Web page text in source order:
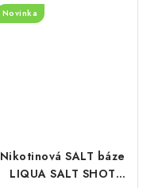
Nikotinová SALT báze
LIQUA SALT SHOT
Novinka